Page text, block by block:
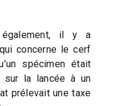
il y a
concerne le cerf
spécimen était
la lancée à un
prélevait une taxe